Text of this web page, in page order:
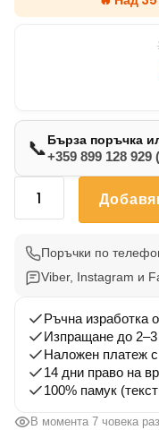
📞Бърза поръчка
+359 899 128 929
количество
Възглавничка
Немска
Овчарка
Поръчки по
Viber, Instagram и
Ръчна изработка
Изпращане до
Наложен платеж с
14 дни право на
100% памук
В момента 7 човека